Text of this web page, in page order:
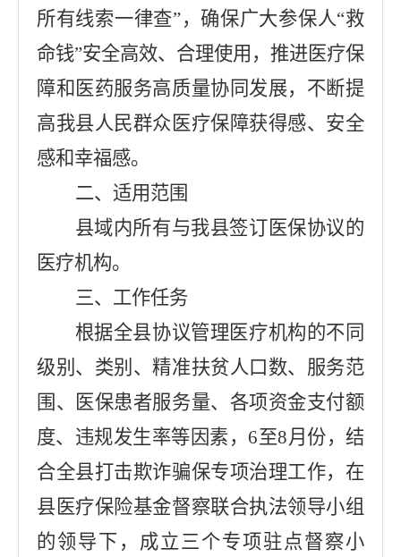
所有线索一律查”，确保广大参保人“救
命钱”安全高效、合理使用，推进医疗保
障和医药服务高质量协同发展，不断提
高我县人民群众医疗保障获得感、安全
感和幸福感。
二、适用范围
县域内所有与我县签订医保协议的
医疗机构。
三、工作任务
根据全县协议管理医疗机构的不同
级别、类别、精准扶贫人口数、服务范
围、医保患者服务量、各项资金支付额
度、违规发生率等因素， 6至8月份，结
合全县打击欺诈骗保专项治理工作，在
县 医疗保险基金督察联合执法领导小组
的领导下，成立三个专项驻点督察小